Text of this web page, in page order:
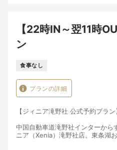
【22時IN～翌11時
ン
食事なし
プランの詳細
【ジィニア滝野社 公式予約プラン
中国自動車道滝野社インターから
ニア（Xenia）滝野社店。東条湖